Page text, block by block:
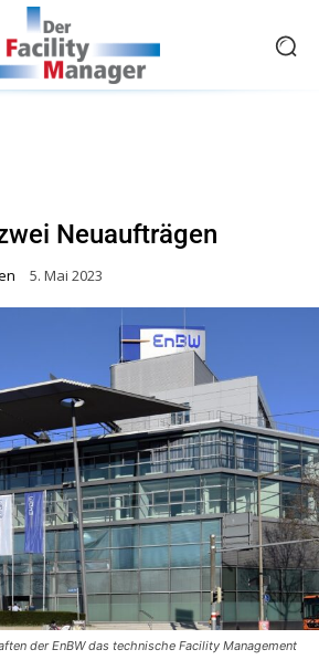
Neuaufträgen
5. Mai 2023
der EnBW das technische Facility Management